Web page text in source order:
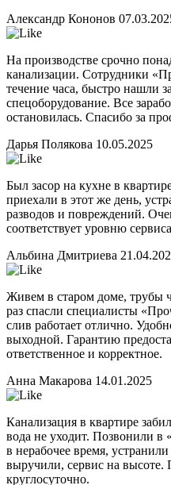
Александр Кононов
На производстве срочно
канализации. Сотрудники
течение часа, быстро нашли
спецоборудование. Все
остановилась. Спасибо за
Дарья Полякова 10.05.2025
Был засор на кухне в
приехали в этот же день,
разводов и повреждений.
соответствует уровню
Альбина Дмитриева
Живем в старом доме, трубы
раз спасли специалисты
слив работает отлично.
выходной. Гарантию
ответственное и корректное.
Анна Макарова 14.01.2025
Канализация в квартире
вода не уходит. Позвонили в
в нерабочее время,
выручили, сервис на высоте.
круглосуточно.